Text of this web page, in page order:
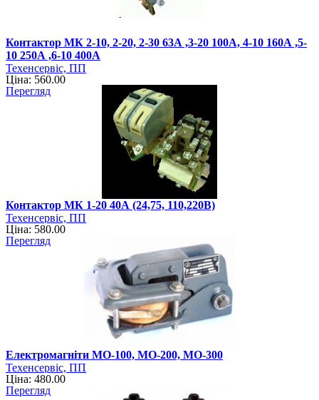
Контактор МК 2-10, 2-20, 2-30 63А ,3-20 100А, 4-10 160А ,5-
10 250А ,6-10 400А
Техенсервіс, ПП
Ціна: 560.00
Перегляд
Контактор МК 1-20 40А (24,75, 110,220В)
Техенсервіс, ПП
Ціна: 580.00
Перегляд
Електромагніти МО-100, МО-200, МО-300
Техенсервіс, ПП
Ціна: 480.00
Перегляд